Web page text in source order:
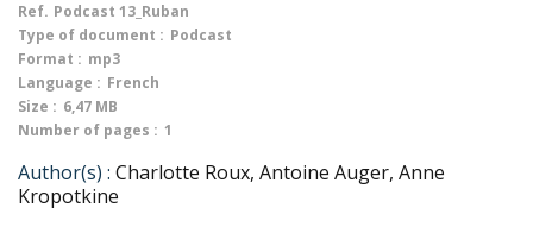
Ref. Podcast 13_Ruban
Type of document : Podcast
Format : mp3
Language : French
Size : 6,47 MB
Number of pages : 1
Author(s) : Charlotte Roux, Antoine Auger, Anne
Kropotkine